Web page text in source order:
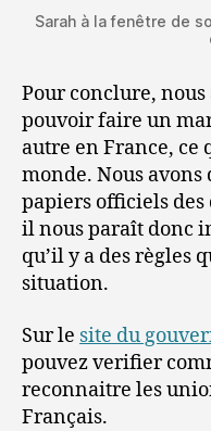
Sarah à la fenêtre de
Pour conclure, nous
pouvoir faire un
autre en France, ce
monde. Nous avons
papiers officiels des
il nous paraît donc
qu’il y a des règles
situation.
Sur le site du
pouvez verifier
reconnaitre les
Français.